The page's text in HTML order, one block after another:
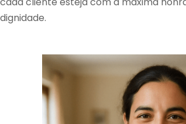
dignidade.